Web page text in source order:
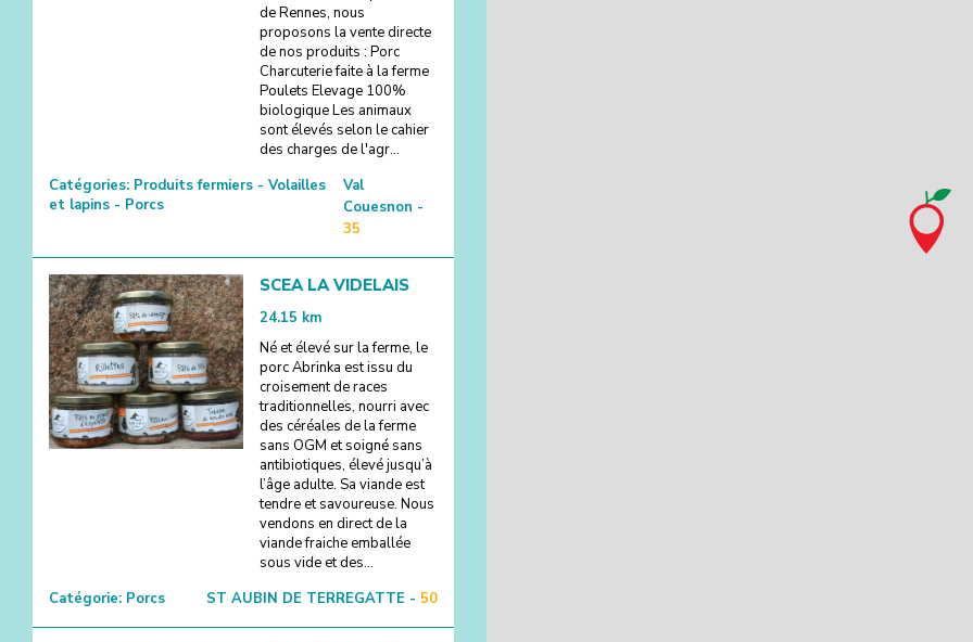
de Rennes, nous
proposons la vente directe
de nos produits : Porc
Charcuterie faite à la ferme
Poulets Elevage 100%
biologique Les animaux
sont élevés selon le cahier
des charges de l'agr...
Catégories: Produits fermiers - Volailles
et lapins - Porcs
Val
Couesnon -
35
SCEA LA VIDELAIS
24.15 km
Né et élevé sur la ferme, le
porc Abrinka est issu du
croisement de races
traditionnelles, nourri avec
des céréales de la ferme
sans OGM et soigné sans
antibiotiques, élevé jusqu’à
l’âge adulte. Sa viande est
tendre et savoureuse. Nous
vendons en direct de la
viande fraiche emballée
sous vide et des...
Catégorie: Porcs ST AUBIN DE TERREGATTE - 50